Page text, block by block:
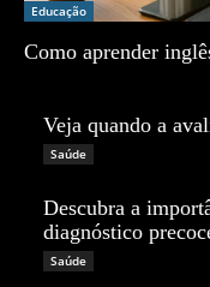
Educação
Como aprender
Veja quando a
Saúde
Descubra a
diagnóstico
Saúde